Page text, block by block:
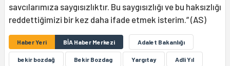
savcılarımıza saygısızlıktır. Bu saygısızlığı ve bu haksızlığı
reddettiğimizi bir kez daha ifade etmek isterim.” (AS)
Haber Yeri BİA Haber Merkezi Adalet Bakanlığı
bekir bozdağ Bekir Bozdag Yargıtay Adli Yıl